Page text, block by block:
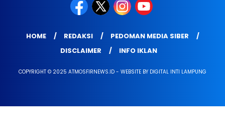
HOME REDAKSI
PEDOMAN MEDIA SIBER
DISCLAIMER
INFO IKLAN
COPYRIGHT © 2025 ATMOSFIRNEWS.ID - WEBSITE BY DIGITAL INTI LAMPUNG